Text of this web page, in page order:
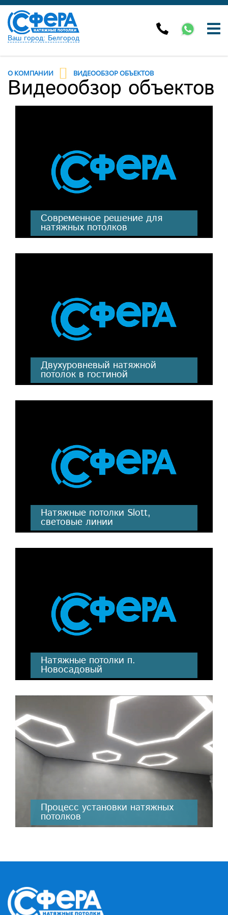
Ваш город: Белгород
О КОМПАНИИ ВИДЕООБЗОР ОБЪЕКТОВ
Видеообзор объектов
Современное решение для
натяжных потолков
Двухуровневый натяжной
потолок в гостиной
Натяжные потолки Slott,
световые линии
Натяжные потолки п.
Новосадовый
Процесс установки натяжных
потолков